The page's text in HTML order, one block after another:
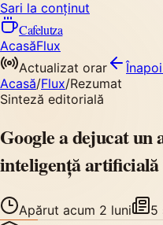
Sari la conținut
Cafelutza
AcasăFlux
Actualizat orar
Înapoi
Acasă/Flux/Rezumat
Sinteză editorială
Google a dejucat un
inteligență artificială
Apărut acum 2 luni 5